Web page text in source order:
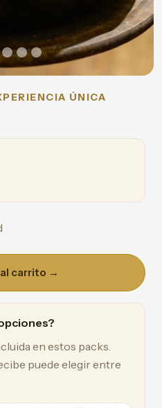
ÚNICA
carrito →
en estos packs.
puede elegir entre